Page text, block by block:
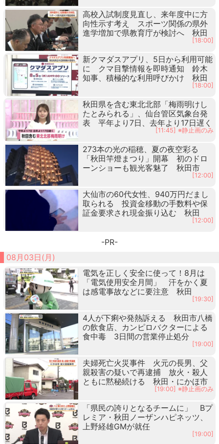
高校入試制度見直し、来年度中に方
向性示す考え スポーツ関係の県外
進学増加で県教育庁が検討へ 秋田
[18:00]
新クマダスアプリ、5日から利用可能
に クマ目撃情報を即時通知 鈴木
知事、積極的な利用呼びかけ 秋田
[18:00]
秋田県を含む東北北部「梅雨明けし
たとみられる」、仙台管区気象台発
表 平年より7日、去年より17日遅く
[11:45] ※静止画のみ
273本の光の稲穂、夏の夜空彩る
「秋田竿燈まつり」開幕 初のドロ
ーンショーも観光客魅了 秋田市
[12:00]
大仙市の60代女性、940万円だまし
取られる 投資金移動の手数料や保
証金要求され現金振り込む 秋田
[12:00]
-PR-
08月03日(月)
電気を正しく安全に使って！8月は
「電気使用安全月間」 汗をかく夏
は感電事故などに要注意 秋田
[19:30]
4人が下痢や発熱訴える 秋田市八橋
の飲食店、カンピロバクターによる
食中毒 3日間の営業停止処分
[19:00]
夫婦死亡火災事件 火元の長男、父
親殺害の疑いで再逮捕 放火・殺人
ともに黙秘続ける 秋田・にかほ市
[19:00] ※静止画のみ
「県民の誇りとなるチームに」 Bプ
レミア・秋田ノーザンハピネッツ、
上野経雄GMが就任
[19:00]